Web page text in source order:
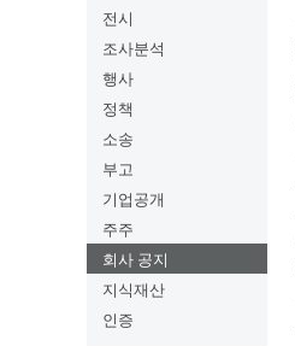
전시
조사분석
행사
정책
소송
부고
기업공개
주주
회사 공지
지식재산
인증